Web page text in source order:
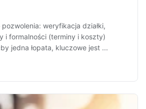
weryfikacja działki,
i formalności (terminy i koszty)
jedna łopata, kluczowe jest ...